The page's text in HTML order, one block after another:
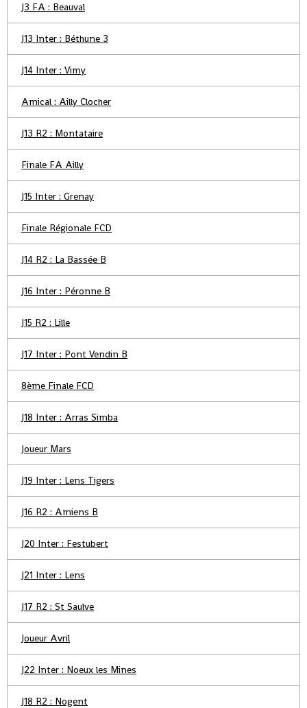
J3 FA : Beauval
J13 Inter : Béthune 3
J14 Inter : Vimy
Amical : Ailly Clocher
J13 R2 : Montataire
Finale FA Ailly
J15 Inter : Grenay
Finale Régionale FCD
J14 R2 : La Bassée B
J16 Inter : Péronne B
J15 R2 : Lille
J17 Inter : Pont Vendin B
8ème Finale FCD
J18 Inter : Arras Simba
Joueur Mars
J19 Inter : Lens Tigers
J16 R2 : Amiens B
J20 Inter : Festubert
J21 Inter : Lens
J17 R2 : St Saulve
Joueur Avril
J22 Inter : Noeux les Mines
J18 R2 : Nogent